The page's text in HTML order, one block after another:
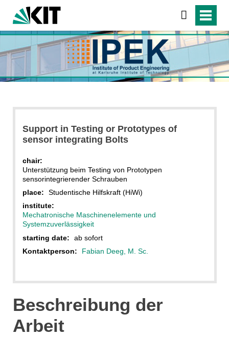
Support in Testing or Prototypes of
sensor integrating Bolts
chair:
Unterstützung beim Testing von Prototypen
sensorintegrierender Schrauben
place:
Studentische Hilfskraft (HiWi)
institute:
Mechatronische Maschinenelemente und
Systemzuverlässigkeit
starting date:
ab sofort
Kontaktperson:
Fabian Deeg, M. Sc.
Beschreibung der
Arbeit